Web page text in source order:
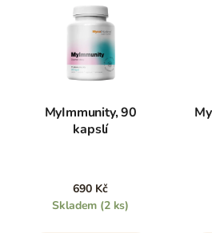
MyImmunity, 90
kapslí
690 Kč
Skladem (2 ks)